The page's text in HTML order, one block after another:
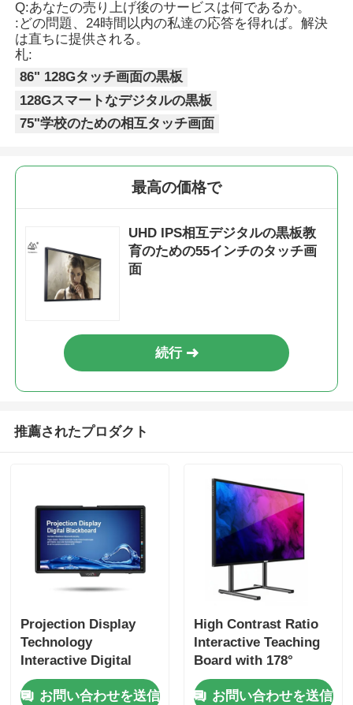
Q:あなたの売り上げ後のサービスは何であるか。
:どの問題、24時間以内の私達の応答を得れば。解決
は直ちに提供される。
札:
86" 128Gタッチ画面の黒板
128Gスマートなデジタルの黒板
75"学校のための相互タッチ画面
最高の価格で
UHD IPS相互デジタルの黒板教
育のための55インチのタッチ画
面
続行
推薦されたプロダクト
Projection Display
Technology
Interactive Digital
Blackboard with Wi-
Fi Connectivity and
お問い合わせを送信
High Contrast Ratio
Interactive Teaching
Board with 178°
Viewing Angle and
1200 1 Contrast Ratio
お問い合わせを送信